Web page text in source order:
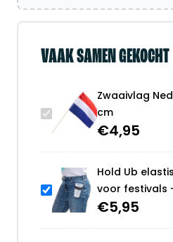
VAAK SAMEN GEKOCHT
Zwaaivlag
cm
€4,95
Hold Ub
voor festivals
€5,95